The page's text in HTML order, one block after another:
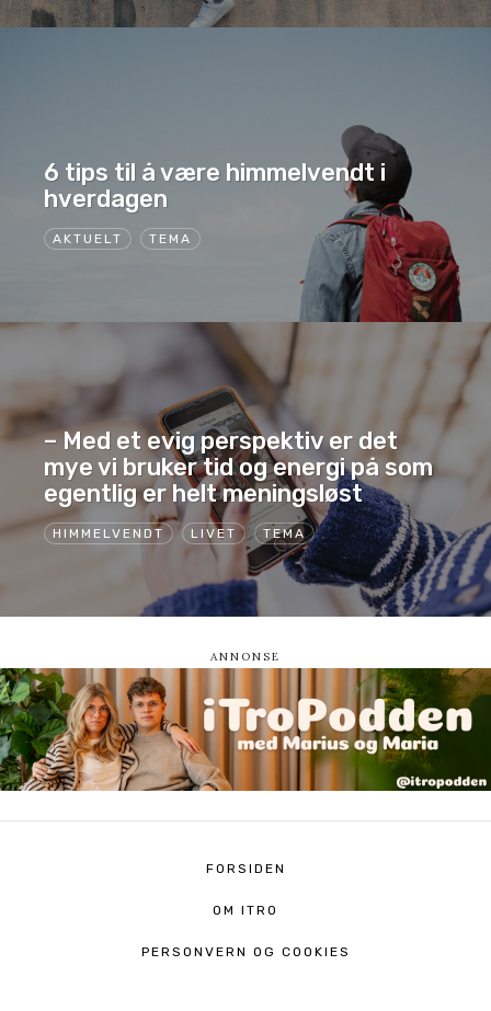
AKTUELT TEMA
6 tips til å være himmelvendt i
hverdagen
HIMMELVENDT LIVET TEMA
– Med et evig perspektiv er det
mye vi bruker tid og energi på som
egentlig er helt meningsløst
FORSIDEN
OM ITRO
PERSONVERN OG COOKIES